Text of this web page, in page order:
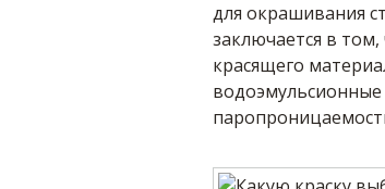
для окрашивания
заключается в
красящего